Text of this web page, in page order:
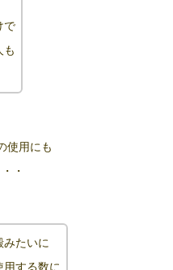
で
も
使用にも
・
みたいに
用する数に